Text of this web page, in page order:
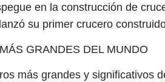
en la construcción de
su primer crucero
GRANDES DEL MUNDO
más grandes y significativos